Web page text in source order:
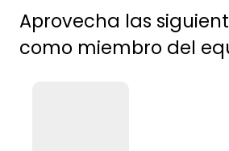
Aprovecha las
como miembro del